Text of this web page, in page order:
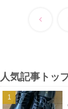
前
人気記事トッ